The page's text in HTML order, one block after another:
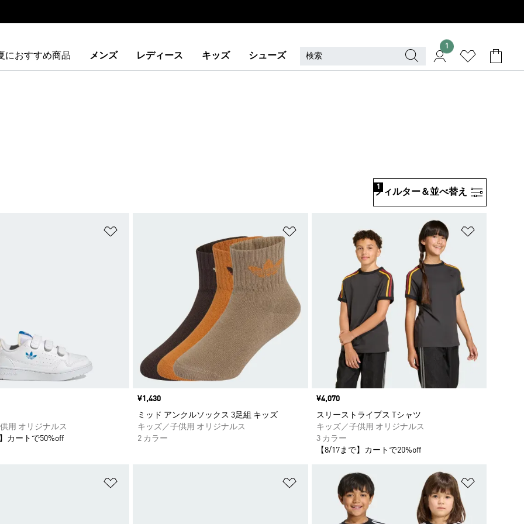
におすすめ商品 メンズ レディース キッズ シューズ
1
フィルター＆並べ替え
1
用 オリジナルス
カートで50%off
ほしいものリストに追加
価格
¥1,430
ミッド アンクルソックス 3足組 キッズ
キッズ／子供用 オリジナルス
2 カラー
価格
¥4,070
スリーストライプス Tシャツ
キッズ／子供用 オリジナルス
3 カラー
【8/17まで】カートで20%off
ほしいものリストに追加